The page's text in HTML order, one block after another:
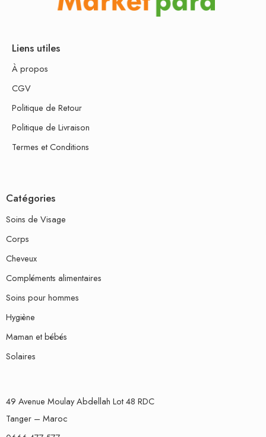
Liens utiles
À propos
CGV
Politique de Retour
Politique de Livraison
Termes et Conditions
Catégories
Soins de Visage
Corps
Cheveux
Compléments alimentaires
Soins pour hommes
Hygiène
Maman et bébés
Solaires
49 Avenue Moulay Abdellah Lot 48 RDC
Tanger – Maroc